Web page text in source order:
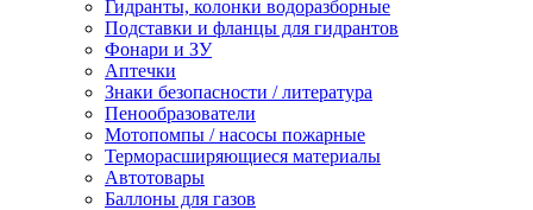
Гидранты, колонки водоразборные
Подставки и фланцы для гидрантов
Фонари и ЗУ
Аптечки
Знаки безопасности / литература
Пенообразователи
Мотопомпы / насосы пожарные
Терморасширяющиеся материалы
Автотовары
Баллоны для газов